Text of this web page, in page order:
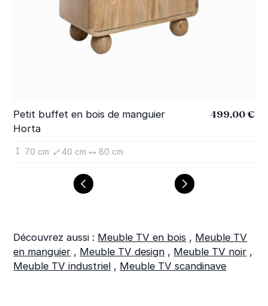
Petit buffet en bois de manguier
Horta
499,00 €
70 cm 40 cm 80 cm
Découvrez aussi : Meuble TV en bois , Meuble TV
en manguier , Meuble TV design , Meuble TV noir ,
Meuble TV industriel , Meuble TV scandinave